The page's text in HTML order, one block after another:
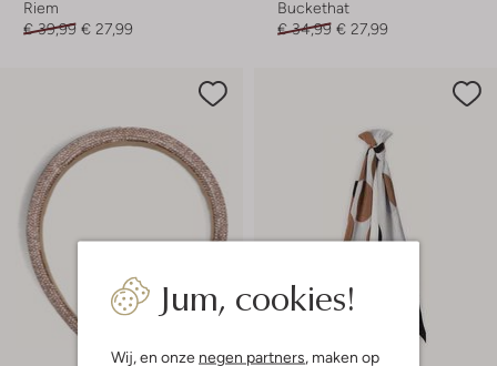
Jum, cookies!
Wij, en onze negen partners , maken op
Riem
€ 39,99 € 27,99
Buckethat
€ 34,99 € 27,99